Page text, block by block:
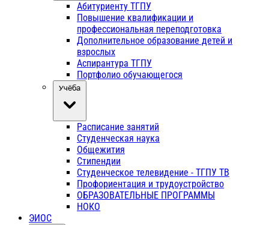
Абитуриенту ТГПУ
Повышение квалификации и
профессиональная переподготовка
Дополнительное образование детей и
взрослых
Аспирантура ТГПУ
Портфолио обучающегося
Учёба
Расписание занятий
Студенческая наука
Общежития
Стипендии
Студенческое телевидение - ТГПУ ТВ
Профориентация и трудоустройство
ОБРАЗОВАТЕЛЬНЫЕ ПРОГРАММЫ
НОКО
ЭИОС